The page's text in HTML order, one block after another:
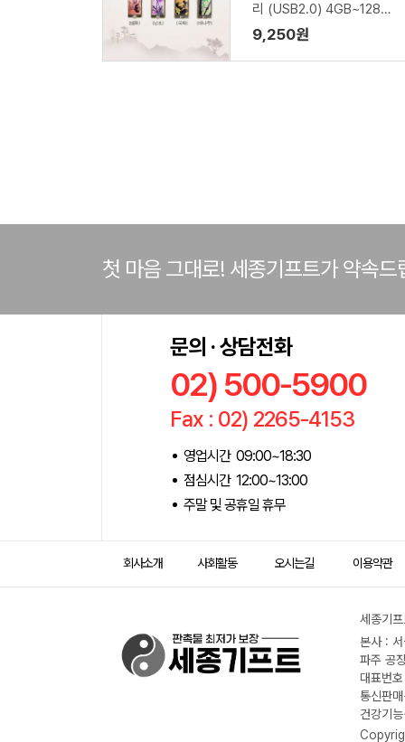
리 (USB2.0) 4GB~128G
B
9,250원
첫 마음 그대로! 세종기프트가 약속드
문의 · 상담전화
02) 500-5900
Fax : 02) 2265-4153
영업시간 09:00~18:30
점심시간 12:00~13:00
주말 및 공휴일 휴무
회사소개 사회활동 오시는길 이용약관
세종기
본사 :
파주 공
대표번
통신판
건강기